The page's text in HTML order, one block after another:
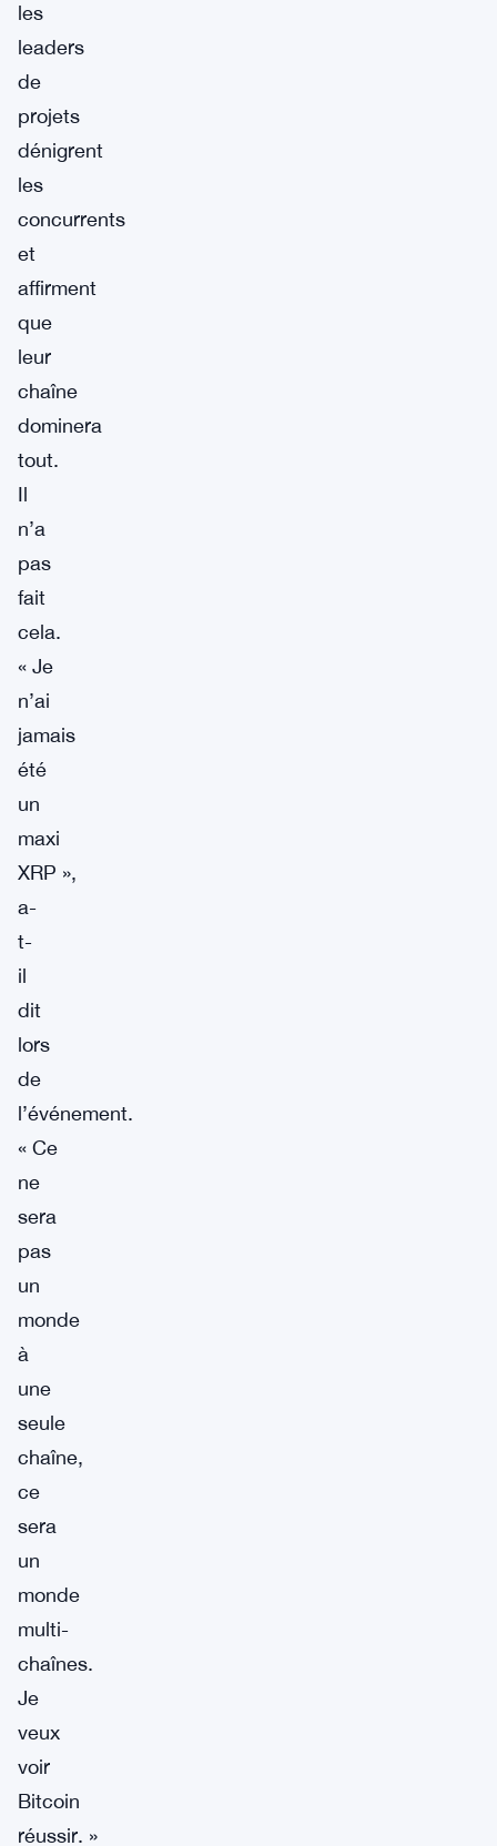
les
leaders
de
projets
dénigrent
les
concurrents
et
affirment
que
leur
chaîne
dominera
tout.
Il
n’a
pas
fait
cela.
« Je
n’ai
jamais
été
un
maxi
XRP »,
a-
t-
il
dit
lors
de
l’événement.
« Ce
ne
sera
pas
un
monde
à
une
seule
chaîne,
ce
sera
un
monde
multi-
chaînes.
Je
veux
voir
Bitcoin
réussir. »